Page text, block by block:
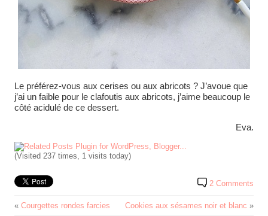
Le préférez-vous aux cerises ou aux abricots ? J’avoue que
j’ai un faible pour le clafoutis aux abricots, j’aime beaucoup le
côté acidulé de ce dessert.
Eva.
(Visited 237 times, 1 visits today)
2 Comments
« Courgettes rondes farcies Cookies aux sésames noir et blanc »